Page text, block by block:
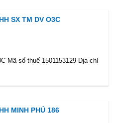
SX TM DV O3C
Mã số thuế 1501153129 Địa chỉ
MINH PHÚ 186